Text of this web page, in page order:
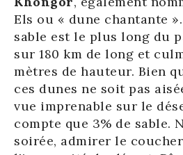
Els ou « dune chantante
sable est le plus long du
sur 180 km de long et
mètres de hauteur. Bien
ces dunes ne soit pas
vue imprenable sur le
compte que 3% de sable.
soirée, admirer le